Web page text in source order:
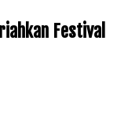
Festival